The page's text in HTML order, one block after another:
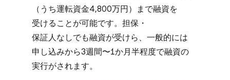
（うち運転資金4,800万円）まで​融資を​
受ける​ことが​可能です。​担保・
保証人なしでも​融資が​受けら、​一般的には​
申し込みから​3週間〜1か​月半程度で​融資の​
実行が​されます。